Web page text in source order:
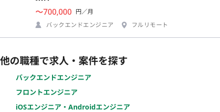
〜700,000 円／月
バックエンドエンジニア
フルリモート
他の職種で求人・案件を探す
バックエンドエンジニア
フロントエンジニア
iOSエンジニア・Androidエンジニア